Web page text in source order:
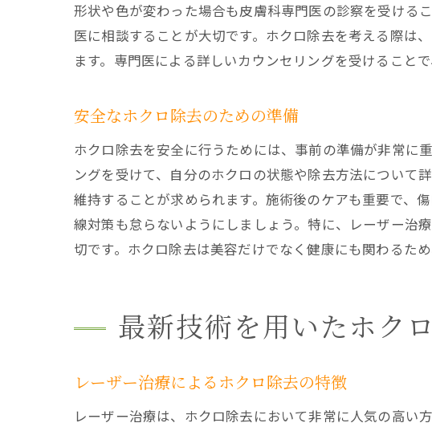
専門
ホク
形状や色が変わった場合も皮膚科専門医の診察を受ける
医に相談することが大切です。ホクロ除去を考える際は
ます。専門医による詳しいカウンセリングを受けること
安全なホクロ除去のための準備
ホクロ除去を安全に行うためには、事前の準備が非常に
ングを受けて、自分のホクロの状態や除去方法について
維持することが求められます。施術後のケアも重要で、
線対策も怠らないようにしましょう。特に、レーザー治
切です。ホクロ除去は美容だけでなく健康にも関わるた
最新技術を用いたホク
レーザー治療によるホクロ除去の特徴
レーザー治療は、ホクロ除去において非常に人気の高い